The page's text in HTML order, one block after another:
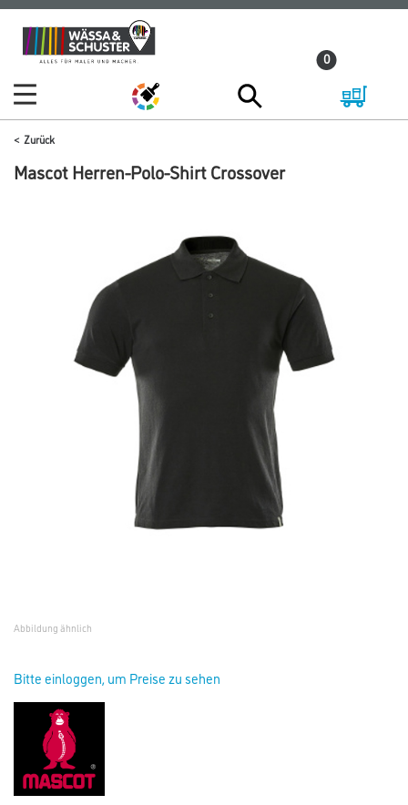
Zum
Inhalt
Zum
Navigationsmenü
0
Zurück
Mascot Herren-Polo-Shirt Crossover
Abbildung ähnlich
Bitte einloggen, um Preise zu sehen